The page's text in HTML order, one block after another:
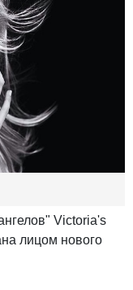
Victoria's
лицом нового